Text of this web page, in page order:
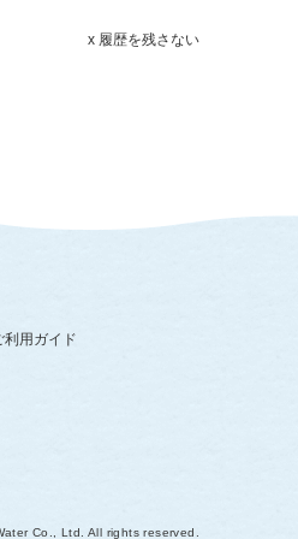
x 履歴を残さない
利用ガイド
Co., Ltd. All rights reserved.